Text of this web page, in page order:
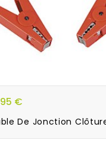
€
De Jonction